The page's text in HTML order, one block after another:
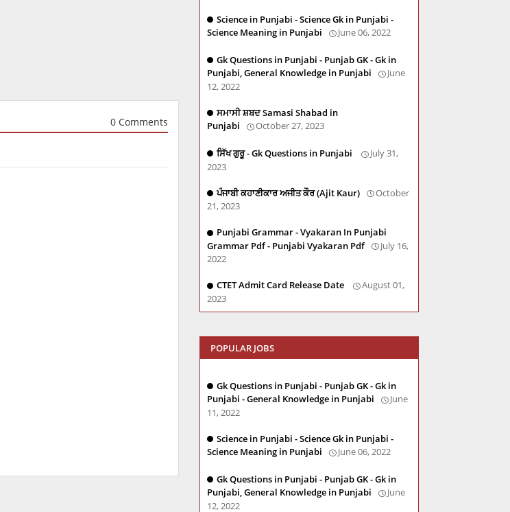
0 Comments
Science in Punjabi - Science Gk in Punjabi -
Science Meaning in Punjabi
June 06, 2022
Gk Questions in Punjabi - Punjab GK - Gk in
Punjabi, General Knowledge in Punjabi
June
12, 2022
ਸਮਾਸੀ ਸ਼ਬਦ Samasi Shabad in
Punjabi
October 27, 2023
ਸਿੱਖ ਗੁਰੂ - Gk Questions in Punjabi
July 31,
2023
ਪੰਜਾਬੀ ਕਹਾਣੀਕਾਰ ਅਜੀਤ ਕੌਰ (Ajit Kaur)
October
21, 2023
Punjabi Grammar - Vyakaran In Punjabi
Grammar Pdf - Punjabi Vyakaran Pdf
July 16,
2022
CTET Admit Card Release Date
August 01,
2023
POPULAR JOBS
Gk Questions in Punjabi - Punjab GK - Gk in
Punjabi - General Knowledge in Punjabi
June
11, 2022
Science in Punjabi - Science Gk in Punjabi -
Science Meaning in Punjabi
June 06, 2022
Gk Questions in Punjabi - Punjab GK - Gk in
Punjabi, General Knowledge in Punjabi
June
12, 2022